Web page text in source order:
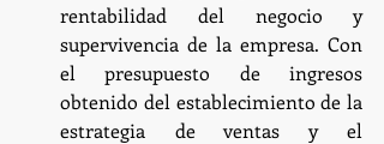
rentabilidad del negocio y
supervivencia de la empresa. Con
el presupuesto de ingresos
obtenido del establecimiento de la
estrategia de ventas y el